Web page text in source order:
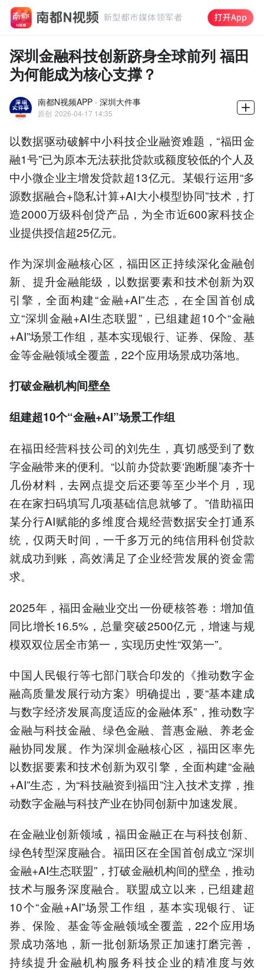
深圳金融科技创新跻身全球前列 福田
为何能成为核心支撑？
南都N视频APP · 深圳大件事
原创 2026-04-17 14:35
以数据驱动破解中小科技企业融资难题，“福田金
融1号”已为原本无法获批贷款或额度较低的个人及
中小微企业主增发贷款超13亿元。某银行运用“多
源数据融合+隐私计算+AI大小模型协同”技术，打
造2000万级科创贷产品，为全市近600家科技企
业提供授信超25亿元。
作为深圳金融核心区，福田区正持续深化金融创
新、提升金融能级，以数据要素和技术创新为双
引擎，全面构建“金融+AI”生态，在全国首创成
立“深圳金融+AI生态联盟”，已组建超10个“金融
+AI”场景工作组，基本实现银行、证券、保险、基
金等金融领域全覆盖，22个应用场景成功落地。
打破金融机构间壁垒
组建超10个“金融+AI”场景工作组
在福田经营科技公司的刘先生，真切感受到了数
字金融带来的便利。“以前办贷款要‘跑断腿’凑齐十
几份材料，去网点提交后还要等至少半个月，现
在在家扫码填写几项基础信息就够了。”借助福田
某分行AI赋能的多维度合规经营数据安全打通系
统，仅两天时间，一千多万元的纯信用科创贷款
就成功到账，高效满足了企业经营发展的资金需
求。
2025年，福田金融业交出一份硬核答卷：增加值
同比增长16.5%，总量突破2500亿元，增速与规
模双双位居全市第一，实现历史性“双第一”。
中国人民银行等七部门联合印发的《推动数字金
融高质量发展行动方案》明确提出，要“基本建成
与数字经济发展高度适应的金融体系”，推动数字
金融与科技金融、绿色金融、普惠金融、养老金
融协同发展。作为深圳金融核心区，福田区率先
以数据要素和技术创新为双引擎，全面构建“金融
+AI”生态，为“科技融资到福田”注入技术支撑，推
动数字金融与科技产业在协同创新中加速发展。
在金融业创新领域，福田金融正在与科技创新、
绿色转型深度融合。福田区在全国首创成立“深圳
金融+AI生态联盟”，打破金融机构间的壁垒，推动
技术与服务深度融合。联盟成立以来，已组建超
10个“金融+AI”场景工作组，基本实现银行、证
券、保险、基金等金融领域全覆盖，22个应用场
景成功落地，新一批创新场景正加速打磨完善，
持续提升金融机构服务科技企业的精准度与效